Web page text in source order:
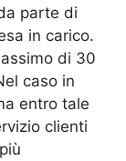
parte di
in carico.
di 30
caso in
entro tale
clienti